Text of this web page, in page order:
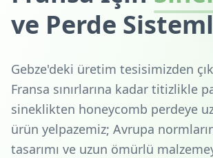
ve Perde
Gebze'deki üretim tesisimizden
Fransa sınırlarına kadar titizlikle
sineklikten honeycomb perdeye
ürün yelpazemiz; Avrupa
tasarımı ve uzun ömürlü